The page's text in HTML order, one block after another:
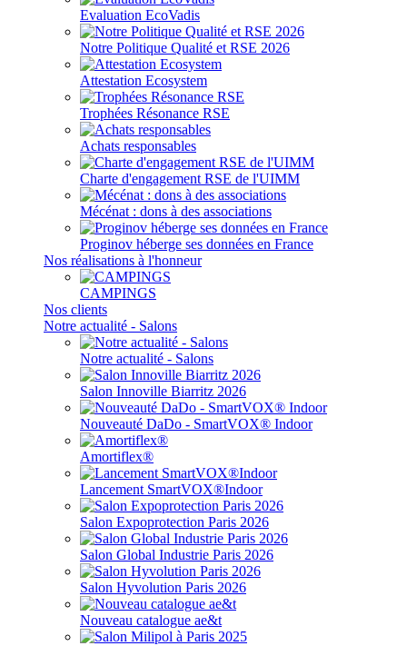
Evaluation EcoVadis
Notre Politique Qualité et RSE 2026
Attestation Ecosystem
Trophées Résonance RSE
Achats responsables
Charte d'engagement RSE de l'UIMM
Mécénat : dons à des associations
Proginov héberge ses données en France
Nos réalisations à l'honneur
CAMPINGS
Nos clients
Notre actualité - Salons
Notre actualité - Salons
Salon Innoville Biarritz 2026
Nouveauté DaDo - SmartVOX® Indoor
Amortiflex®
Lancement SmartVOX®Indoor
Salon Expoprotection Paris 2026
Salon Global Industrie Paris 2026
Salon Hyvolution Paris 2026
Nouveau catalogue ae&t